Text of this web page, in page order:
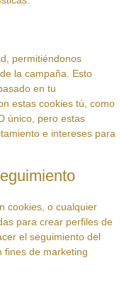
permitiéndonos
la campaña. Esto
en tu
estas cookies tú, como
único, pero estas
e intereses para
cookies, o cualquier
para crear perfiles de
el seguimiento del
fines de marketing